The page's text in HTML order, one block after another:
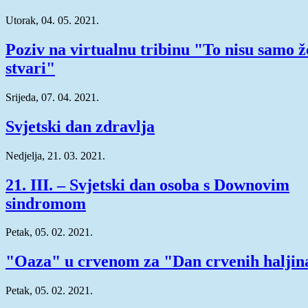
Utorak, 04. 05. 2021.
Poziv na virtualnu tribinu "To nisu samo
stvari"
Srijeda, 07. 04. 2021.
Svjetski dan zdravlja
Nedjelja, 21. 03. 2021.
21. III. – Svjetski dan osoba s Downovim
sindromom
Petak, 05. 02. 2021.
"Oaza" u crvenom za "Dan crvenih
Petak, 05. 02. 2021.